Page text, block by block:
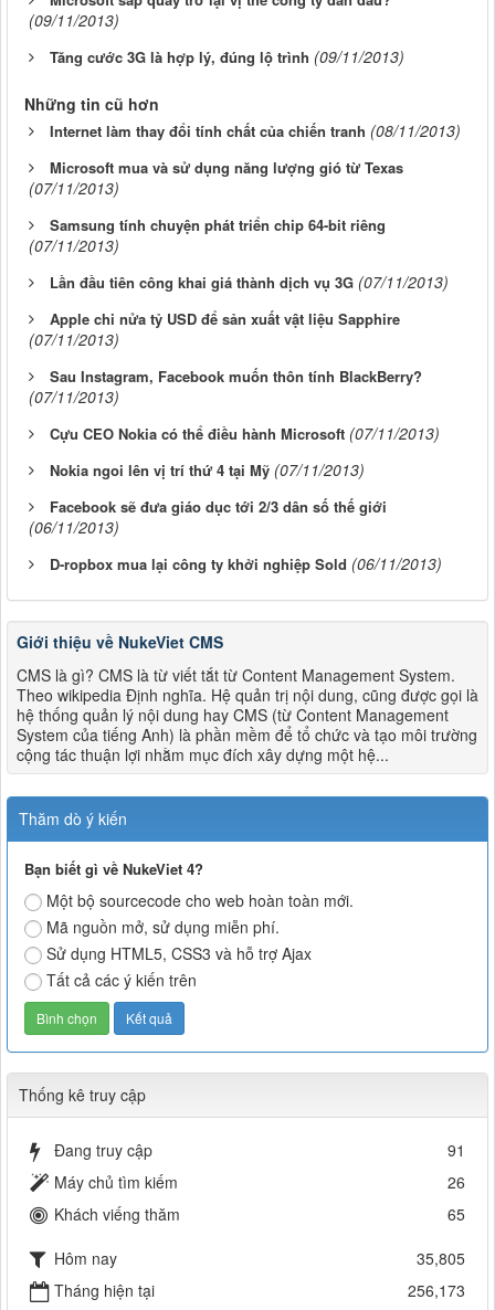
(09/11/2013)
Tăng cước 3G là hợp lý, đúng lộ trình (09/11/2013)
Những tin cũ hơn
Internet làm thay đổi tính chất của chiến tranh (08/11/2013)
Microsoft mua và sử dụng năng lượng gió từ Texas
(07/11/2013)
Samsung tính chuyện phát triển chip 64-bit riêng
(07/11/2013)
Lần đầu tiên công khai giá thành dịch vụ 3G (07/11/2013)
Apple chi nửa tỷ USD để sản xuất vật liệu Sapphire
(07/11/2013)
Sau Instagram, Facebook muốn thôn tính BlackBerry?
(07/11/2013)
Cựu CEO Nokia có thể điều hành Microsoft (07/11/2013)
Nokia ngoi lên vị trí thứ 4 tại Mỹ (07/11/2013)
Facebook sẽ đưa giáo dục tới 2/3 dân số thế giới
(06/11/2013)
D-ropbox mua lại công ty khởi nghiệp Sold (06/11/2013)
Giới thiệu về NukeViet CMS
CMS là gì? CMS là từ viết tắt từ Content Management System.
Theo wikipedia Định nghĩa. Hệ quản trị nội dung, cũng được gọi là
hệ thống quản lý nội dung hay CMS (từ Content Management
System của tiếng Anh) là phần mềm để tổ chức và tạo môi trường
cộng tác thuận lợi nhằm mục đích xây dựng một hệ...
Thăm dò ý kiến
Bạn biết gì về NukeViet 4?
Một bộ sourcecode cho web hoàn toàn mới.
Mã nguồn mở, sử dụng miễn phí.
Sử dụng HTML5, CSS3 và hỗ trợ Ajax
Tất cả các ý kiến trên
Thống kê truy cập
Đang truy cập
91
Máy chủ tìm kiếm
26
Khách viếng thăm
65
Hôm nay
35,805
Tháng hiện tại
256,173